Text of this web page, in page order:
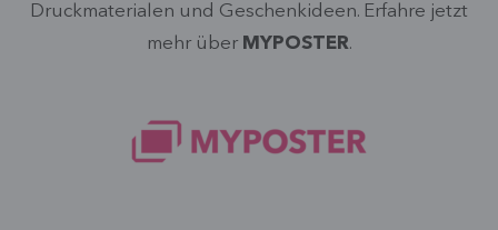
Druckmaterialen und Geschenkideen. Erfahre jetzt
mehr über MYPOSTER.